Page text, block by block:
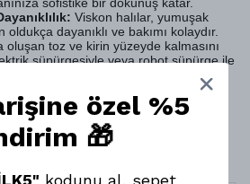
sofistike bir dokunuş katar.
Viskon halılar, yumuşak
dayanıklı ve bakımı kolaydır.
oluşan toz ve kirin yüzeyde kalmasını
süpürgesiyle veya robot süpürge ile
Evinizde bol su ve kimyasallar ile
temizlik için güvendiğiniz profesyonel
tercih edebilirsiniz.
aynı zamanda şıklık, konfor ve
Halı Doğal İplik Viskon Halı
estetiği bir araya getirenlerin ilk tercihi
özel %5
🎁
kodunu al, sepet